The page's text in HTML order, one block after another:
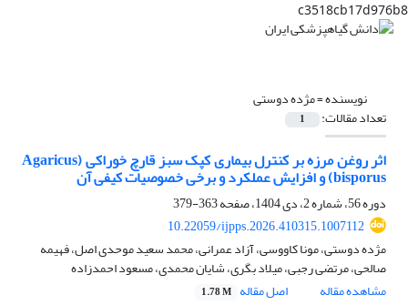
c3518cb17d976b8
نویسنده =مژده دوستی
تعداد مقالات: 1
اثر روغن مرزه بر کنترل بیماری کپک سبز قارچ خوراکی (Agaricus
bisporus) و افزایش عملکرد و برخی خصوصیات کیفی آن
دوره 56، شماره 2، دی 1404، صفحه
363-379
10.22059/ijpps.2026.410315.1007112
مژده دوستی، مونا کاووسی، آزاد عمرانی، محمد سعید موحدی اصل، فهیمه
صالحی، مرتضی رجبی، میلاد بگری، شایان محمدی، مسعود احمدزاده
مشاهده مقاله
اصل مقاله 1.78 M